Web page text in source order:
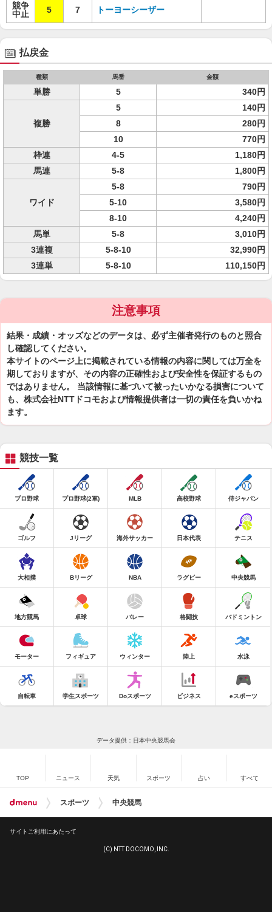
競争
中止
5 7 トーヨーシーザー
払戻金
種類 馬番 金額
単勝 5 340円
複勝
5
140円
8
280円
10
770円
枠連
4-5
1,180円
馬連
5-8 1,800円
ワイド
5-8
790円
5-10
3,580円
8-10
4,240円
馬単
5-8
3,010円
3連複
5-8-10
32,990円
3連単
5-8-10 110,150円
注意事項
結果・成績・オッズなどのデータは、必ず主催者発行のものと照合
し確認してください。
本サイトのページ上に掲載されている情報の内容に関しては万全を
期しておりますが、その内容の正確性および安全性を保証するもの
ではありません。 当該情報に基づいて被ったいかなる損害について
も、株式会社NTTドコモおよび情報提供者は一切の責任を負いかね
ます。
競技一覧
プロ野球 プロ野球(2軍) MLB 高校野球 侍ジャパン
ゴルフ Jリーグ 海外サッカー 日本代表 テニス
大相撲 Bリーグ NBA ラグビー 中央競馬
地方競馬 卓球 バレー 格闘技 バドミントン
モーター フィギュア ウィンター 陸上 水泳
自転車 学生スポーツ Doスポーツ ビジネス eスポーツ
データ提供：日本中央競馬会
TOP ニュース 天気 スポーツ 占い すべて
スポーツ 中央競馬
サイトご利用にあたって
(C) NTT DOCOMO, INC.